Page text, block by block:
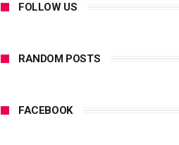
FOLLOW US
RANDOM POSTS
FACEBOOK